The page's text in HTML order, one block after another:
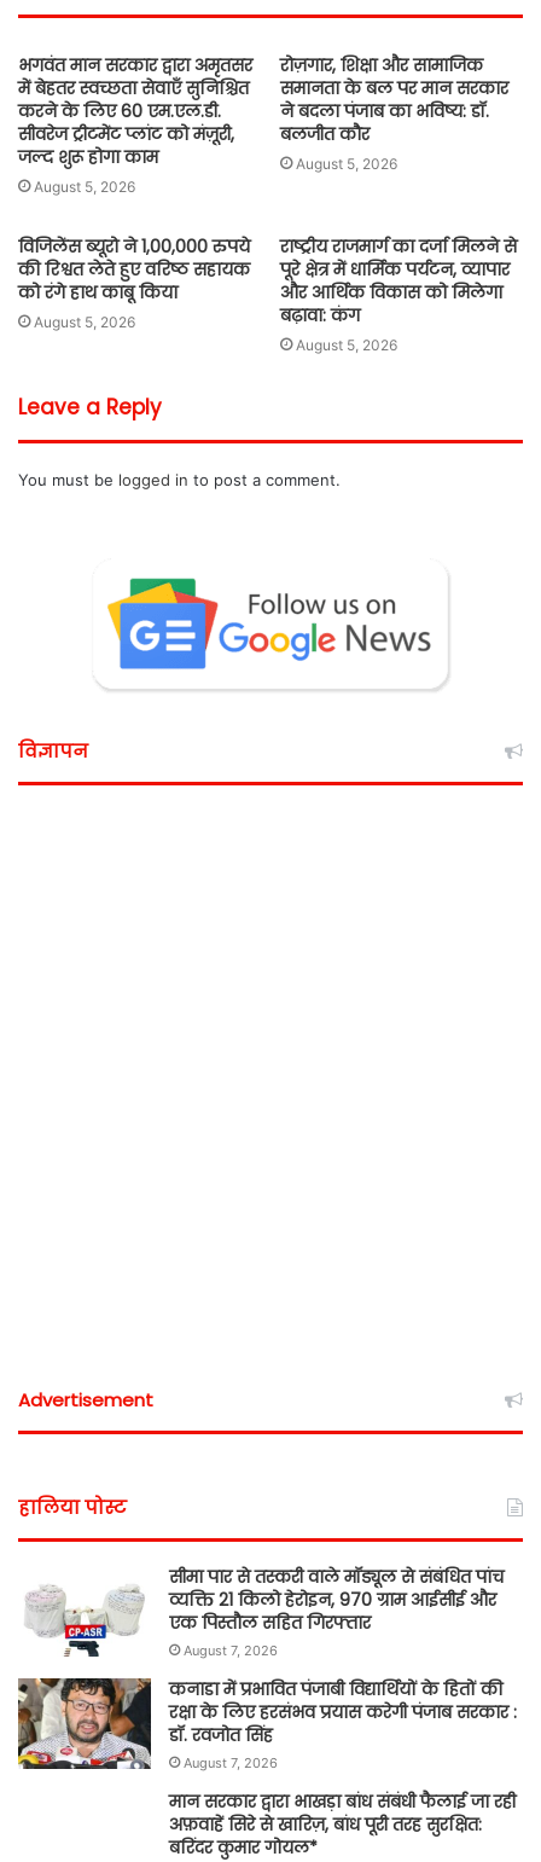
भगवंत मान सरकार द्वारा अमृतसर
में बेहतर स्वच्छता सेवाएँ सुनिश्चित
करने के लिए 60 एम.एल.डी.
सीवरेज ट्रीटमेंट प्लांट को मंज़ूरी,
जल्द शुरू होगा काम
August 5, 2026
रोज़गार, शिक्षा और सामाजिक
समानता के बल पर मान सरकार
ने बदला पंजाब का भविष्य: डॉ.
बलजीत कौर
August 5, 2026
विजिलेंस ब्यूरो ने 1,00,000 रुपये
की रिश्वत लेते हुए वरिष्ठ सहायक
को रंगे हाथ काबू किया
August 5, 2026
राष्ट्रीय राजमार्ग का दर्जा मिलने से
पूरे क्षेत्र में धार्मिक पर्यटन, व्यापार
और आर्थिक विकास को मिलेगा
बढ़ावा: कंग
August 5, 2026
Leave a Reply
You must be logged in to post a comment.
विज्ञापन
Advertisement
हालिया पोस्ट
सीमा पार से तस्करी वाले मॉड्यूल से संबंधित पांच
व्यक्ति 21 किलो हेरोइन, 970 ग्राम आईसीई और
एक पिस्तौल सहित गिरफ्तार
August 7, 2026
कनाडा में प्रभावित पंजाबी विद्यार्थियों के हितों की
रक्षा के लिए हरसंभव प्रयास करेगी पंजाब सरकार :
डॉ. रवजोत सिंह
August 7, 2026
मान सरकार द्वारा भाखड़ा बांध संबंधी फैलाई जा रही
अफ़वाहें सिरे से खारिज़, बांध पूरी तरह सुरक्षित:
बरिंदर कुमार गोयल*